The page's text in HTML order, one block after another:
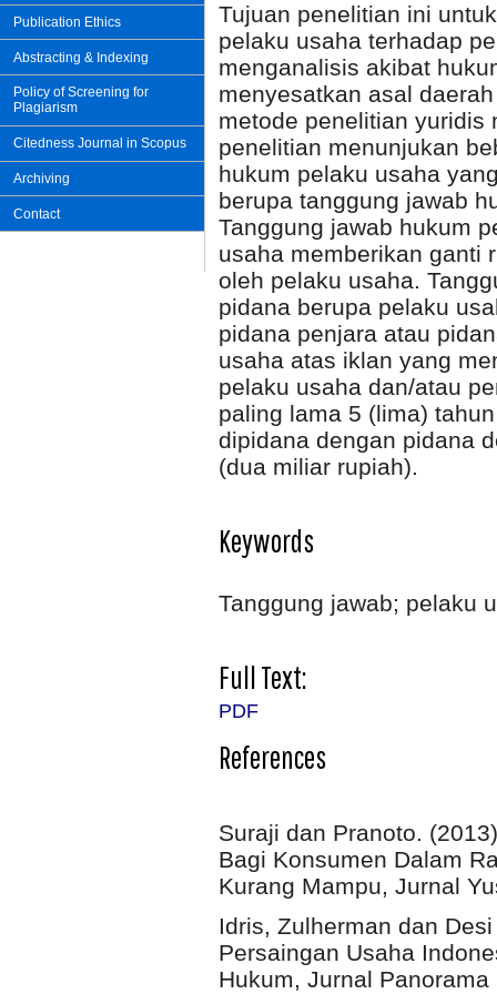
Publication Ethics
Abstracting & Indexing
Policy of Screening for
Plagiarism
Citedness Journal in Scopus
Archiving
Contact
Tujuan penelitian ini
pelaku usaha terhadap
menganalisis akibat
menyesatkan asal
metode penelitian yuridis
penelitian menunjukan
hukum pelaku usaha
berupa tanggung jawab
Tanggung jawab hukum
usaha memberikan ganti
oleh pelaku usaha.
pidana berupa pelaku
pidana penjara atau
usaha atas iklan yang
pelaku usaha dan/atau
paling lama 5 (lima)
dipidana dengan pidana
(dua miliar rupiah).
Keywords
Tanggung jawab; pelaku
Full Text:
PDF
References
Suraji dan Pranoto.
Bagi Konsumen Dalam
Kurang Mampu, Jurnal
Idris, Zulherman dan
Persaingan Usaha
Hukum, Jurnal